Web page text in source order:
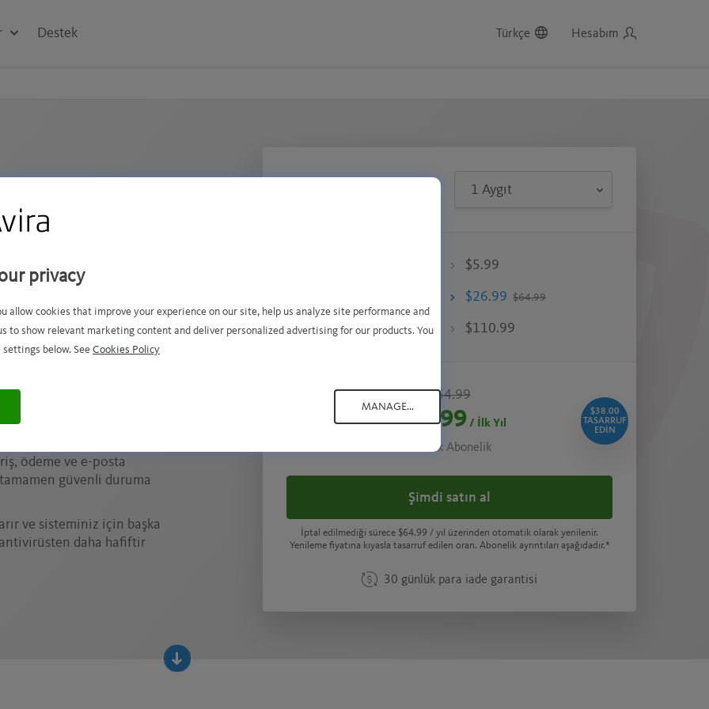
Destek Türkçe Hesabım
sınıfının
hoş
ve Mac
önleyici, değişim
ödeme ve e-posta
güvenli duruma
ve sisteminiz için başka
daha hafiftir
$5.99
$26.99 $64.99
2 Yıl $110.99
$26.99 / İlk Yıl
$64.99
1 Yıllık Abonelik
$38.00
TASARRUF
EDIN
Şimdi satın al
İptal edilmediği sürece $64.99 / yıl üzerinden otomatik olarak yenilenir.
Yenileme fiyatına kıyasla tasarruf edilen oran. Abonelik ayrıntıları aşağıdadır.*
30 günlük para iade garantisi
privacy
allow cookies that improve your experience on our site, help us analyze site performance and
to show relevant marketing content and deliver personalized advertising for our products. You
below. See Cookies Policy
MANAGE...